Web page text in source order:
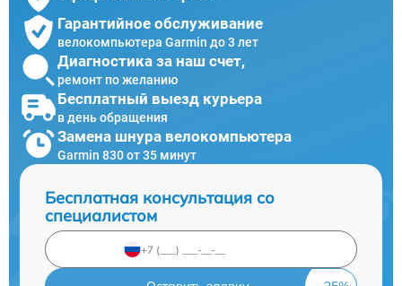
Гарантийное обслуживание
велокомпьютера Garmin до 3 лет
Диагностика за наш счет,
ремонт по желанию
Бесплатный выезд курьера
в день обращения
Замена шнура велокомпьютера
Garmin 830 от 35 минут
Бесплатная консультация со
специалистом